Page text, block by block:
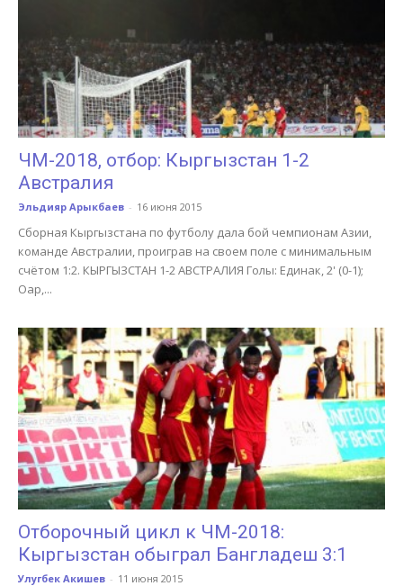
ЧМ-2018, отбор: Кыргызстан 1-2
Австралия
Эльдияр Арыкбаев - 16 июня 2015
Сборная Кыргызстана по футболу дала бой чемпионам Азии,
команде Австралии, проиграв на своем поле с минимальным
счётом 1:2. КЫРГЫЗСТАН 1-2 АВСТРАЛИЯ Голы: Единак, 2' (0-1);
Оар,...
Отборочный цикл к ЧМ-2018:
Кыргызстан обыграл Бангладеш 3:1
Улугбек Акишев - 11 июня 2015